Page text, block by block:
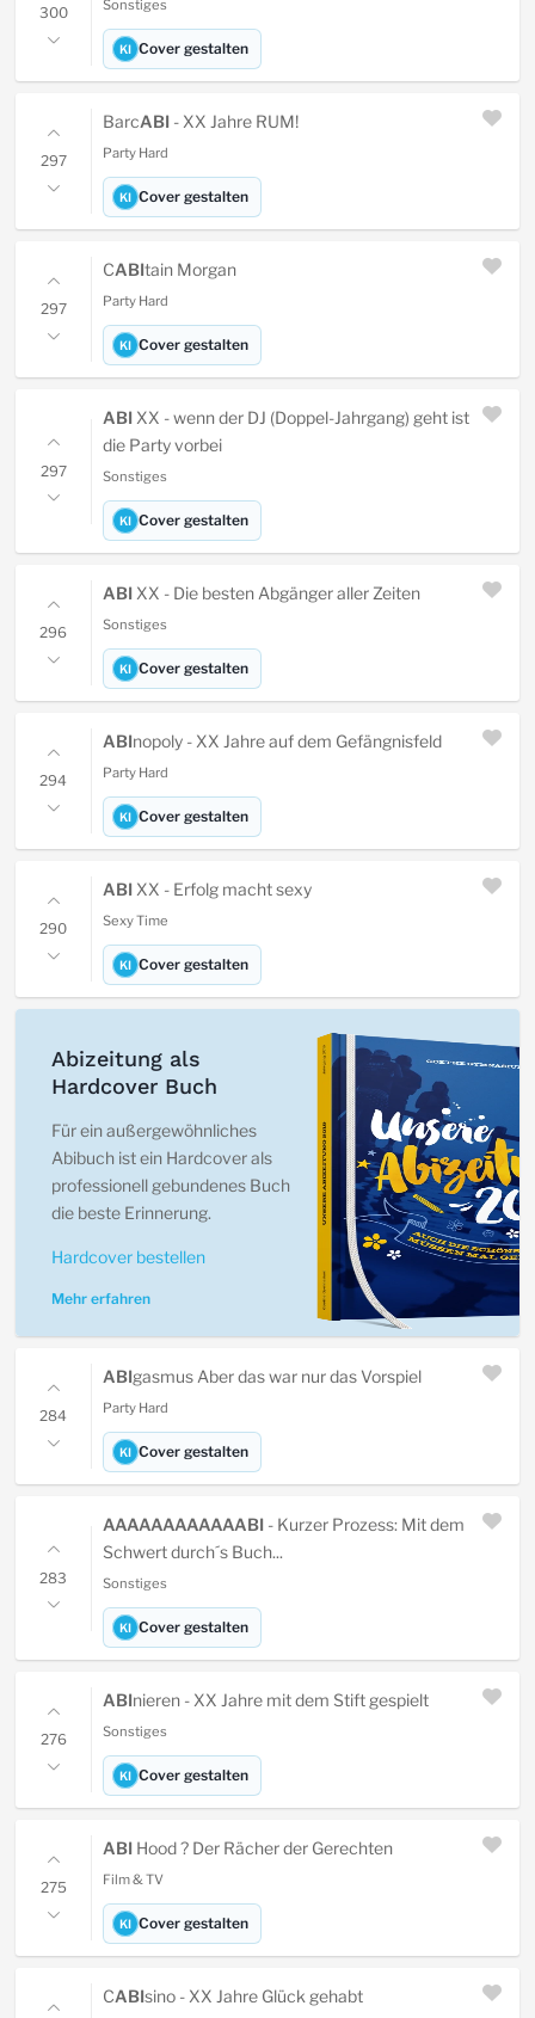
300 Sonstiges
KI Cover gestalten
297
BarcABI- XX Jahre RUM!
Party Hard
KI Cover gestalten
297
CABItain Morgan
Party Hard
KI Cover gestalten
297
ABIXX - wenn der DJ (Doppel-Jahrgang) geht ist
die Party vorbei
Sonstiges
KI Cover gestalten
296
ABIXX - Die besten Abgänger aller Zeiten
Sonstiges
KI Cover gestalten
294
ABInopoly - XX Jahre auf dem Gefängnisfeld
Party Hard
KI Cover gestalten
290
ABIXX - Erfolg macht sexy
Sexy Time
KI Cover gestalten
Abizeitung als
Hardcover Buch
Für ein außergewöhnliches
Abibuch ist ein Hardcover als
professionell gebundenes Buch
die beste Erinnerung.
Hardcover bestellen
Mehr erfahren
284
ABIgasmus Aber das war nur das Vorspiel
Party Hard
KI Cover gestalten
283
AAAAAAAAAAAABI- Kurzer Prozess: Mit dem
Schwert durch´s Buch...
Sonstiges
KI Cover gestalten
276
ABInieren - XX Jahre mit dem Stift gespielt
Sonstiges
KI Cover gestalten
275
ABIHood ? Der Rächer der Gerechten
Film & TV
KI Cover gestalten
CABIsino - XX Jahre Glück gehabt